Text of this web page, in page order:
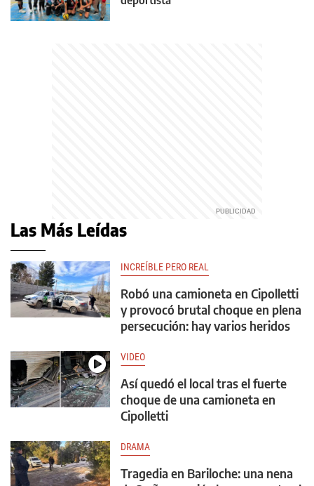
Las Más Leídas
INCREÍBLE PERO REAL
Robó una camioneta en Cipolletti
y provocó brutal choque en plena
persecución: hay varios heridos
VIDEO
Así quedó el local tras el fuerte
choque de una camioneta en
Cipolletti
DRAMA
Tragedia en Bariloche: una nena